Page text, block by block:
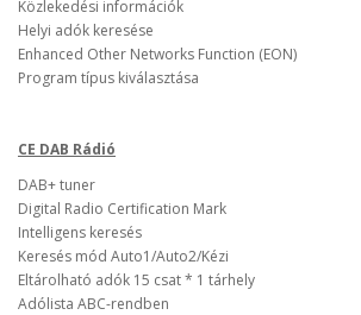
Közlekedési információk
Helyi adók keresése
Enhanced Other Networks Function (EON)
Program típus kiválasztása
CE DAB Rádió
DAB+ tuner
Digital Radio Certification Mark
Intelligens keresés
Keresés mód Auto1/Auto2/Kézi
Eltárolható adók 15 csat * 1 tárhely
Adólista ABC-rendben